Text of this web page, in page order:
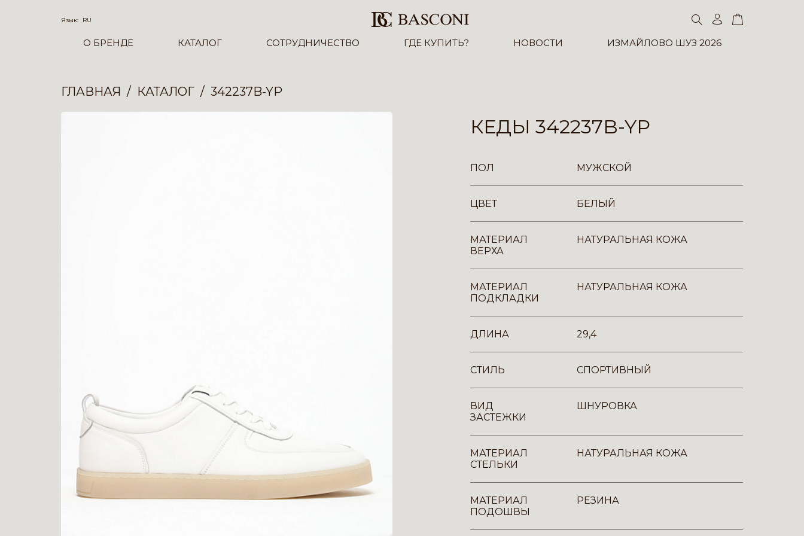
Язык: RU
О БРЕНДЕ КАТАЛОГ СОТРУДНИЧЕСТВО ГДЕ КУПИТЬ? НОВОСТИ ИЗМАЙЛОВО ШУЗ 2026
ГЛАВНАЯ КАТАЛОГ 342237B-YP
КЕДЫ 342237B-YP
ПОЛ МУЖСКОЙ
ЦВЕТ БЕЛЫЙ
МАТЕРИАЛ
ВЕРХА
НАТУРАЛЬНАЯ КОЖА
МАТЕРИАЛ
ПОДКЛАДКИ
НАТУРАЛЬНАЯ КОЖА
ДЛИНА 29,4
СТИЛЬ СПОРТИВНЫЙ
ВИД
ЗАСТЕЖКИ
ШНУРОВКА
МАТЕРИАЛ
СТЕЛЬКИ
НАТУРАЛЬНАЯ КОЖА
МАТЕРИАЛ
ПОДОШВЫ
РЕЗИНА